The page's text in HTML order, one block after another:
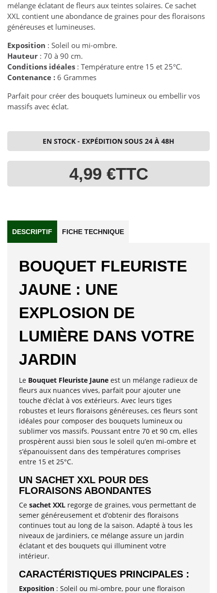
mélange éclatant de fleurs aux teintes solaires. Ce sachet
XXL contient une abondance de graines pour des floraisons
généreuses et lumineuses.
Exposition : Soleil ou mi-ombre.
Hauteur : 70 à 90 cm.
Conditions idéales : Température entre 15 et 25°C.
Contenance : 6 Grammes
Parfait pour créer des bouquets lumineux ou embellir vos
massifs avec éclat.
EN STOCK - EXPÉDITION SOUS 24 À 48H
4,99 €TTC
DESCRIPTIF FICHE TECHNIQUE
BOUQUET FLEURISTE
JAUNE : UNE
EXPLOSION DE
LUMIÈRE DANS VOTRE
JARDIN
Le Bouquet Fleuriste Jaune est un mélange radieux de
fleurs aux nuances vives, parfait pour ajouter une
touche d’éclat à vos extérieurs. Avec leurs tiges
robustes et leurs floraisons généreuses, ces fleurs sont
idéales pour composer des bouquets lumineux ou
sublimer vos massifs. Poussant entre 70 et 90 cm, elles
prospèrent aussi bien sous le soleil qu’en mi-ombre et
s’épanouissent dans des températures comprises
entre 15 et 25°C.
UN SACHET XXL POUR DES
FLORAISONS ABONDANTES
Ce sachet XXL regorge de graines, vous permettant de
semer généreusement et d’obtenir des floraisons
continues tout au long de la saison. Adapté à tous les
niveaux de jardiniers, ce mélange assure un jardin
éclatant et des bouquets qui illuminent votre
intérieur.
CARACTÉRISTIQUES PRINCIPALES :
Exposition : Soleil ou mi-ombre, pour une floraison